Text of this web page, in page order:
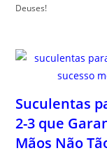
Deuses!
Suculentas
2-3 que
Mãos Não